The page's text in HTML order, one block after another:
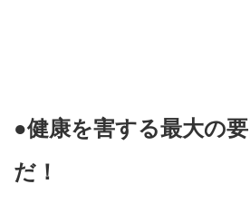
●健康を害する最大の
だ！